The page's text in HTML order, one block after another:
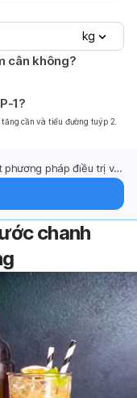
kg
cân không?
1?
cần và tiểu đường tuýp 2.
phương pháp điều trị và
chanh